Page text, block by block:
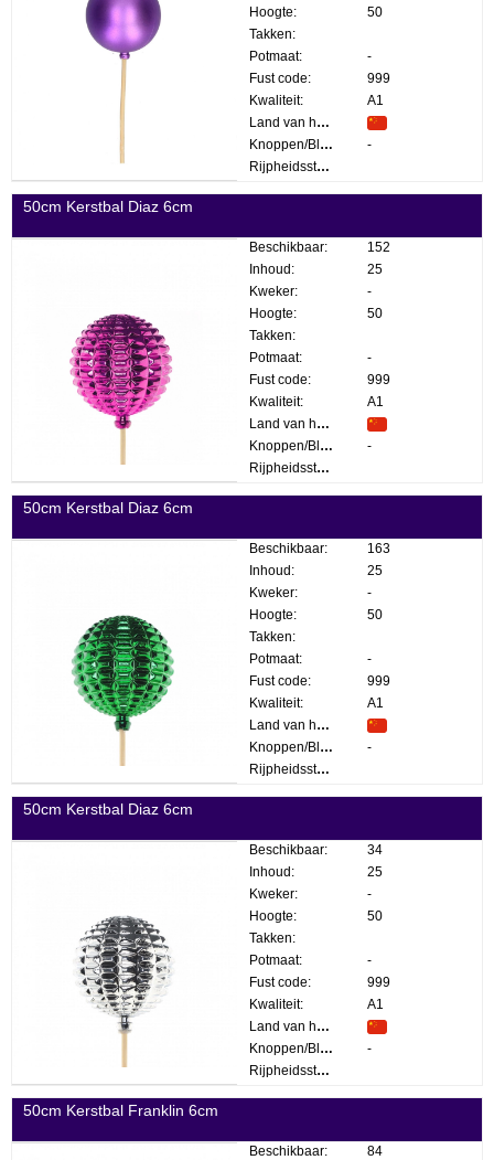
Hoogte:
50
Takken:
Potmaat:
-
Fust code:
999
Kwaliteit:
A1
Land van herkomst:
Knoppen/Bloemen:
-
Rijpheidsstadium:
50cm Kerstbal Diaz 6cm
Beschikbaar:
152
Inhoud:
25
Kweker:
-
Hoogte:
50
Takken:
Potmaat:
-
Fust code:
999
Kwaliteit:
A1
Land van herkomst:
Knoppen/Bloemen:
-
Rijpheidsstadium:
50cm Kerstbal Diaz 6cm
Beschikbaar:
163
Inhoud:
25
Kweker:
-
Hoogte:
50
Takken:
Potmaat:
-
Fust code:
999
Kwaliteit:
A1
Land van herkomst:
Knoppen/Bloemen:
-
Rijpheidsstadium:
50cm Kerstbal Diaz 6cm
Beschikbaar:
34
Inhoud:
25
Kweker:
-
Hoogte:
50
Takken:
Potmaat:
-
Fust code:
999
Kwaliteit:
A1
Land van herkomst:
Knoppen/Bloemen:
-
Rijpheidsstadium:
50cm Kerstbal Franklin 6cm
Beschikbaar:
84